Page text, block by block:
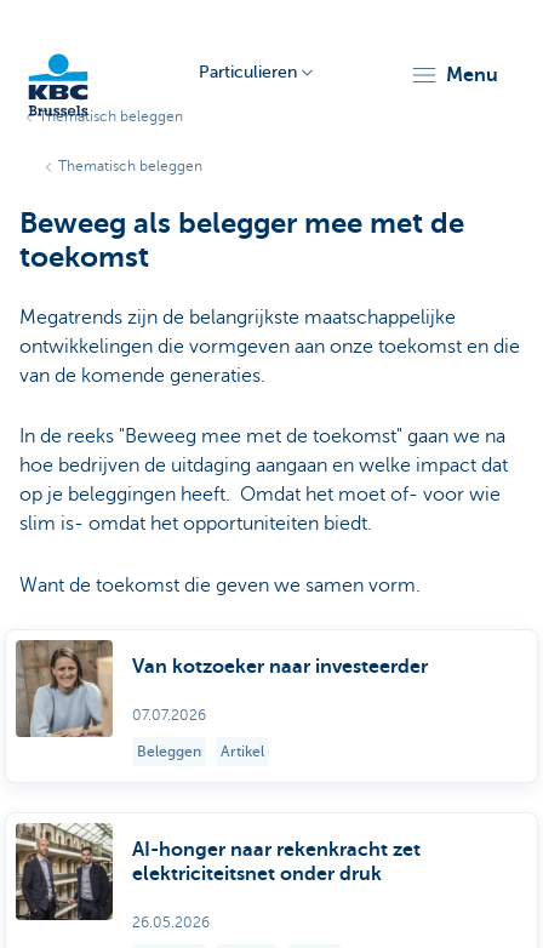
Brussels
Particulieren menu
Thematisch beleggen
Thematisch beleggen
Beweeg als belegger mee met de
toekomst
Megatrends zijn de belangrijkste maatschappelijke
ontwikkelingen die vormgeven aan onze toekomst en die
van de komende generaties.
In de reeks "Beweeg mee met de toekomst" gaan we na
hoe bedrijven de uitdaging aangaan en welke impact dat
op je beleggingen heeft. Omdat het moet of- voor wie
slim is- omdat het opportuniteiten biedt.
Want de toekomst die geven we samen vorm.
Van kotzoeker naar investeerder
07.07.2026
Beleggen Artikel
AI-honger naar rekenkracht zet
elektriciteitsnet onder druk
26.05.2026